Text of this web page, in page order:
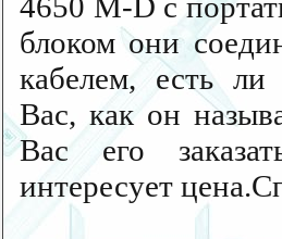
блоком они
кабелем, есть ли
Вас, как он
Вас его
интересует